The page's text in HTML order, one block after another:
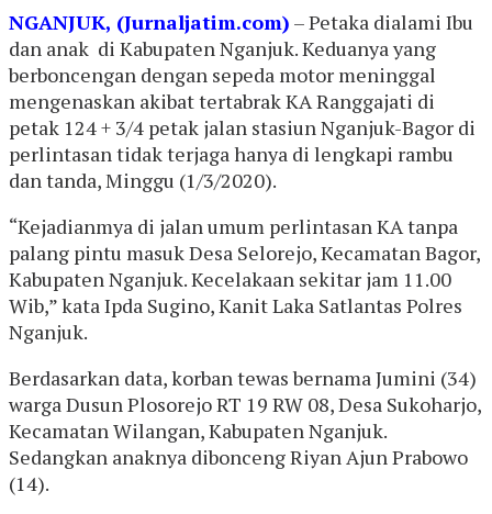
NGANJUK, (Jurnaljatim.com) – Petaka dialami Ibu
dan anak di Kabupaten Nganjuk. Keduanya yang
berboncengan dengan sepeda motor meninggal
mengenaskan akibat tertabrak KA Ranggajati di
petak 124 + 3/4 petak jalan stasiun Nganjuk-Bagor di
perlintasan tidak terjaga hanya di lengkapi rambu
dan tanda, Minggu (1/3/2020).
“Kejadianmya di jalan umum perlintasan KA tanpa
palang pintu masuk Desa Selorejo, Kecamatan Bagor,
Kabupaten Nganjuk. Kecelakaan sekitar jam 11.00
Wib,” kata Ipda Sugino, Kanit Laka Satlantas Polres
Nganjuk.
Berdasarkan data, korban tewas bernama Jumini (34)
warga Dusun Plosorejo RT 19 RW 08, Desa Sukoharjo,
Kecamatan Wilangan, Kabupaten Nganjuk.
Sedangkan anaknya dibonceng Riyan Ajun Prabowo
(14).